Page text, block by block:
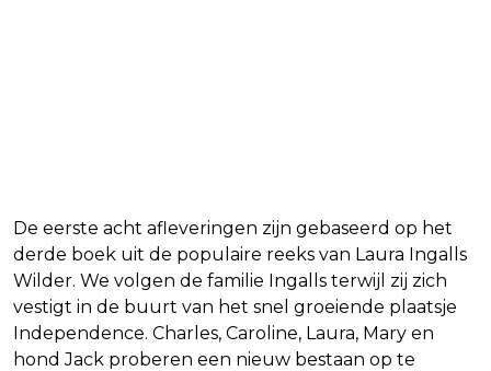
De eerste acht afleveringen zijn gebaseerd op het
derde boek uit de populaire reeks van Laura Ingalls
Wilder. We volgen de familie Ingalls terwijl zij zich
vestigt in de buurt van het snel groeiende plaatsje
Independence. Charles, Caroline, Laura, Mary en
hond Jack proberen een nieuw bestaan op te